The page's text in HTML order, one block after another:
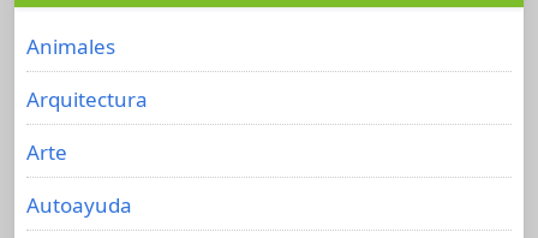
Animales
Arquitectura
Arte
Autoayuda